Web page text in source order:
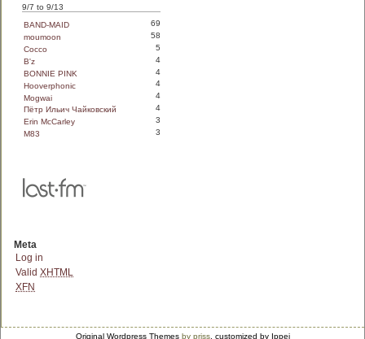
9/7 to 9/13
BAND-MAID
69
moumoon
58
Cocco
5
B'z
4
BONNIE PINK
4
Hooverphonic
4
Mogwai
4
Пётр Ильич Чайковский
4
Erin McCarley
3
M83
3
Meta
Log in
Valid XHTML
XFN
Original Wordpress Themes by priss, customized by Ippei